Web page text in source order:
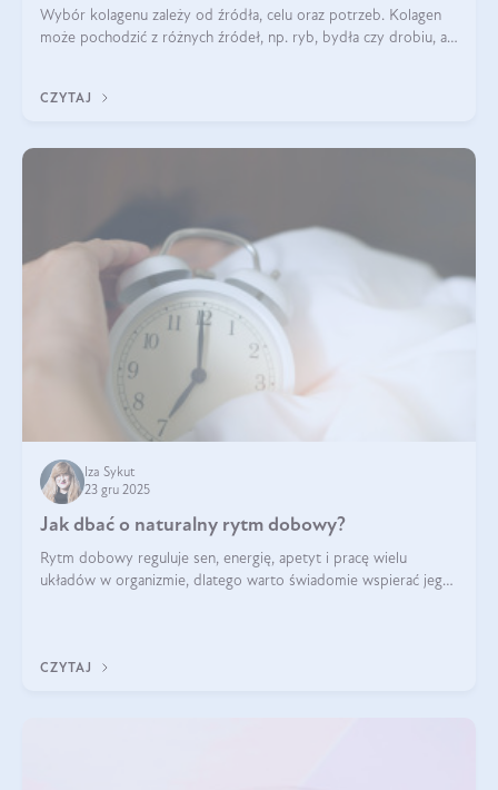
Wybór kolagenu zależy od źródła, celu oraz potrzeb. Kolagen
może pochodzić z różnych źródeł, np. ryb, bydła czy drobiu, a
bydlęcy.
CZYTAJ
Iza Sykut
23 gru 2025
Jak dbać o naturalny rytm dobowy?
Rytm dobowy reguluje sen, energię, apetyt i pracę wielu
układów w organizmie, dlatego warto świadomie wspierać jego
CZYTAJ